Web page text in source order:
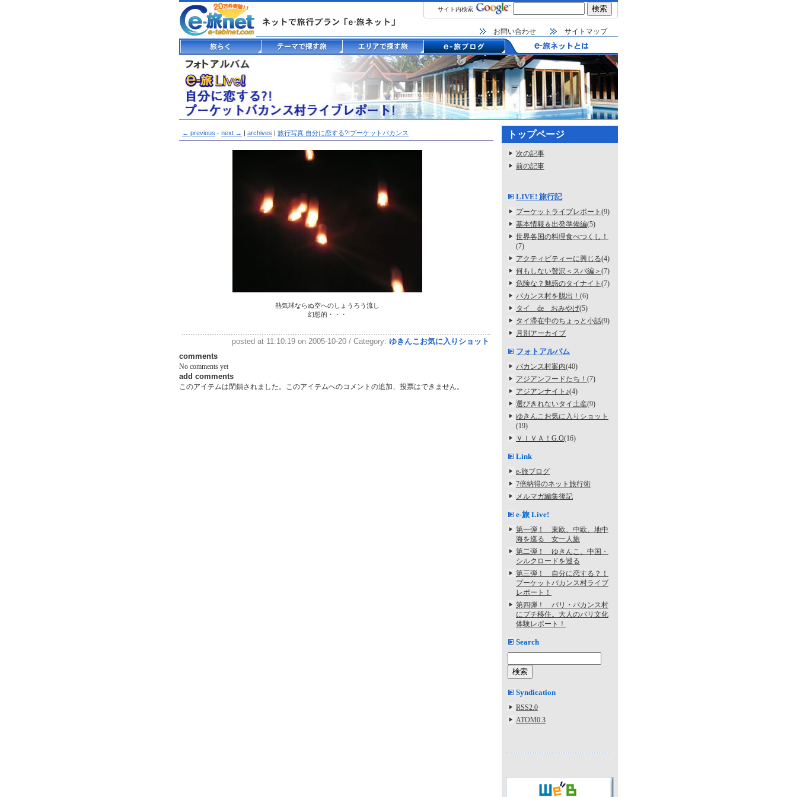
サイト内検索
お問い合わせ サイトマップ
← previous - next → | archives | 旅行写真 自分に恋する?!プーケットバカンス
熱気球ならぬ空へのしょうろう流し
幻想的・・・
posted at 11:10:19 on 2005-10-20 / Category: ゆきんこお気に入りショット
comments
No comments yet
add comments
このアイテムは閉鎖されました。このアイテムへのコメントの追加、投票はできません。
トップページ
次の記事
前の記事
LIVE! 旅行記
プーケットライブレポート (9)
基本情報＆出発準備編(5)
世界各国の料理食べつくし！
(7)
アクティビティーに興じる(4)
何もしない贅沢＜スパ編＞ (7)
危険な？魅惑のタイナイト (7)
バカンス村を脱出！ (6)
タイ de おみやげ(5)
タイ滞在中のちょっと小話(9)
月別アーカイブ
フォトアルバム
バカンス村案内(40)
アジアンフードたち！ (7)
アジアンナイト♪(4)
選びきれないタイ土産(9)
ゆきんこお気に入りショット
(19)
ＶＩＶＡ！G.O(16)
Link
e-旅ブログ
7倍納得のネット旅行術
メルマガ編集後記
e-旅 Live!
第一弾！ 東欧、中欧、地中
海を巡る 女一人旅
第二弾！ ゆきんこ、中国・
シルクロードを巡る
第三弾！ 自分に恋する？！
プーケットバカンス村ライブ
レポート！
第四弾！ バリ・バカンス村
にプチ移住。大人のバリ文化
体験レポート！
Search
Syndication
RSS2.0
ATOM0.3